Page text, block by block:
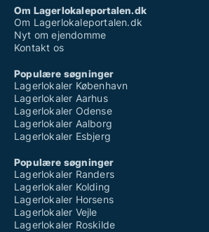
Om Lagerlokaleportalen.dk
Om Lagerlokaleportalen.dk
Nyt om ejendomme
Kontakt os
Populære søgninger
Lagerlokaler København
Lagerlokaler Aarhus
Lagerlokaler Odense
Lagerlokaler Aalborg
Lagerlokaler Esbjerg
Populære søgninger
Lagerlokaler Randers
Lagerlokaler Kolding
Lagerlokaler Horsens
Lagerlokaler Vejle
Lagerlokaler Roskilde